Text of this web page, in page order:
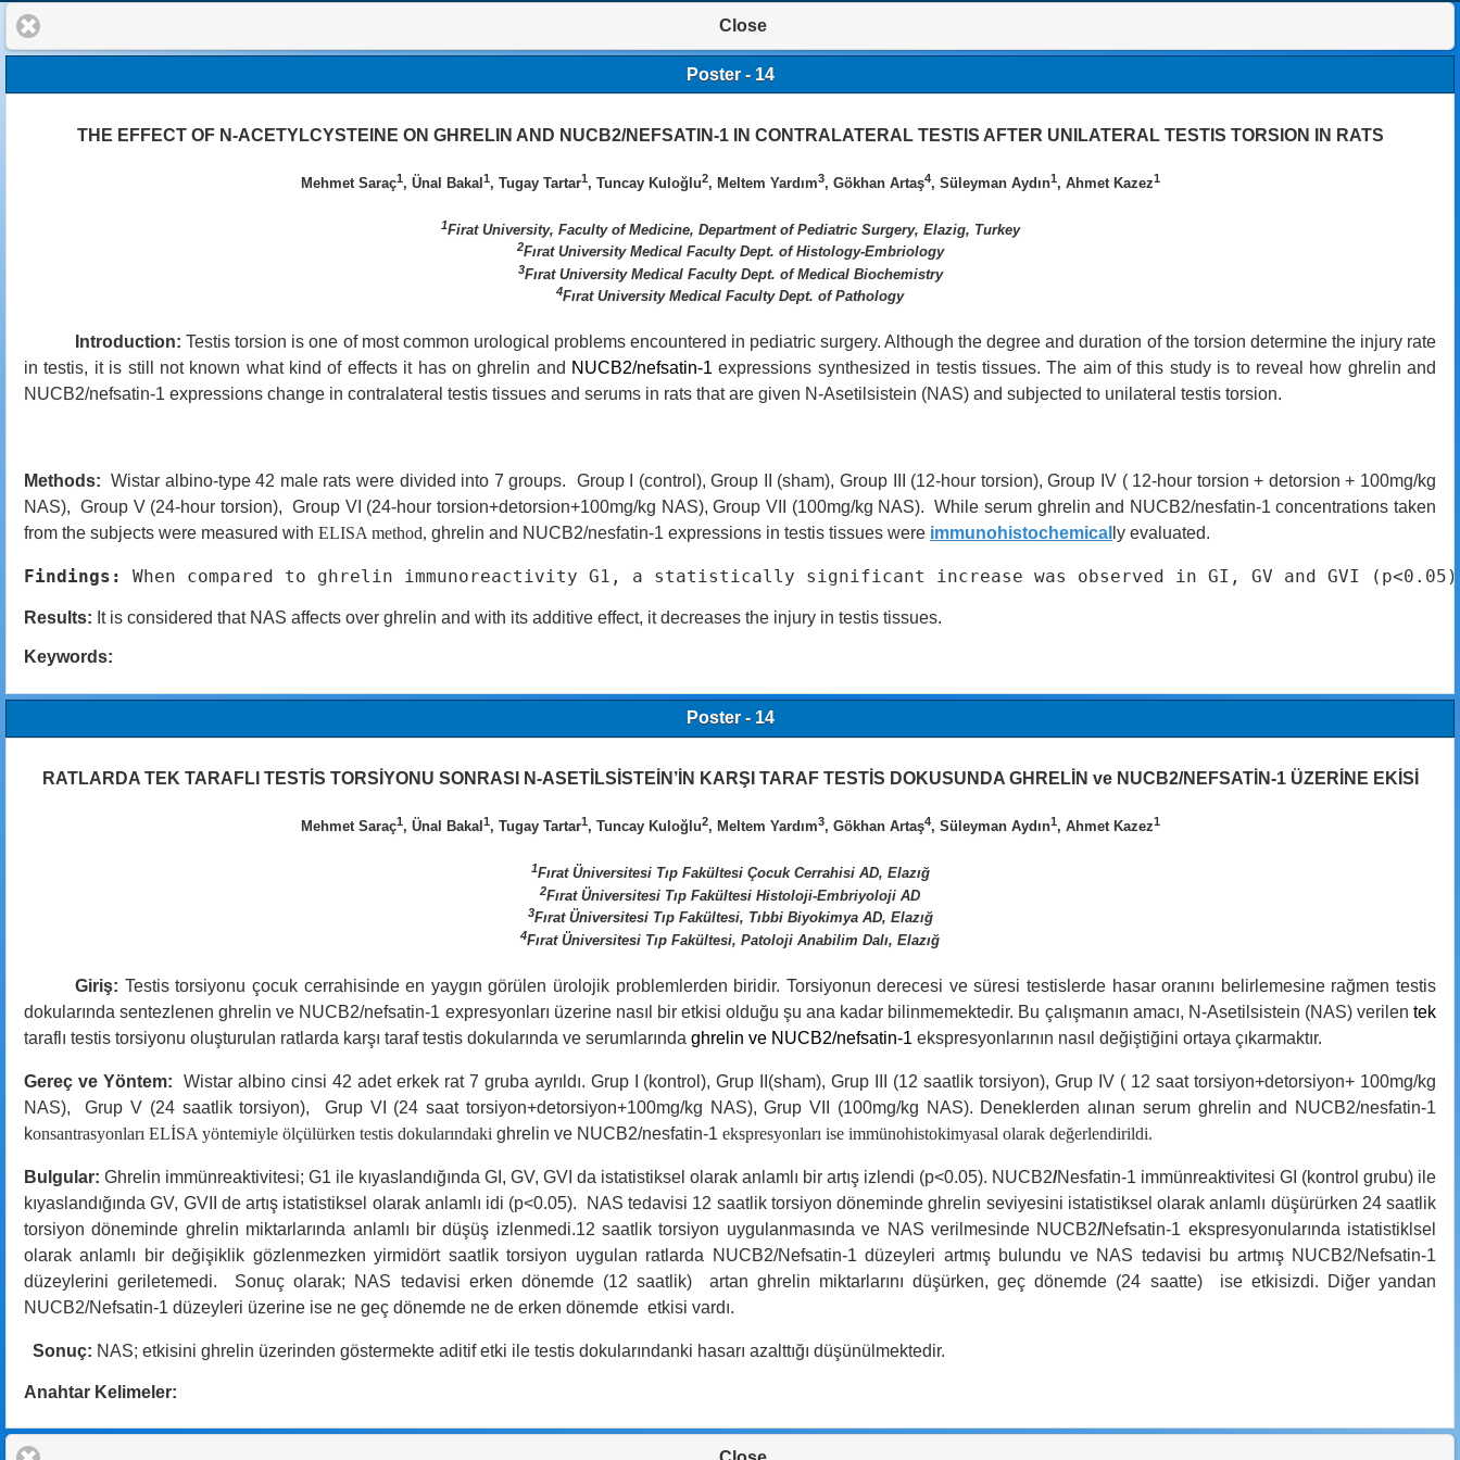
Close
Poster - 14
THE EFFECT OF N-ACETYLCYSTEINE ON GHRELIN AND NUCB2/NEFSATIN-1 IN CONTRALATERAL TESTIS AFTER UNILATERAL TESTIS TORSION IN RATS
Mehmet Saraç1, Ünal Bakal 1, Tugay Tartar1, Tuncay Kuloğlu2, Meltem Yardım3, Gökhan Artaş4, Süleyman Aydın1, Ahmet Kazez1
1Firat University, Faculty of Medicine, Department of Pediatric Surgery, Elazig, Turkey
2Fırat University Medical Faculty Dept. of Histology-Embriology
3Fırat University Medical Faculty Dept. of Medical Biochemistry
4Fırat University Medical Faculty Dept. of Pathology
Introduction:Testis torsion is one of most common urological problems encountered in pediatric surgery. Although the degree and duration of the torsion determine the injury rate
in testis, it is still not known what kind of effects it has on ghrelin and NUCB2/nefsatin-1 expressions synthesized in testis tissues.The aim of this study is to reveal how ghrelin and
NUCB2/nefsatin-1 expressions change in contralateral testis tissues and serums in rats that are given N-Asetilsistein (NAS) and subjected to unilateral testis torsion.
Methods:Wistar albino-type 42 male rats were divided into 7 groups. Group I (control), Group II (sham), Group III (12-hour torsion), Group IV ( 12-hour torsion + detorsion + 100mg/kg
NAS), Group V (24-hour torsion), Group VI (24-hour torsion+detorsion+100mg/kg NAS), Group VII (100mg/kg NAS). While serum ghrelin and NUCB2/nesfatin-1 concentrations taken
from the subjects were measured with ELISA method, ghrelin and NUCB2/nesfatin-1 expressions in testis tissues were immunohistochemical ly evaluated.
Findings: When compared to ghrelin immunoreactivity G1, a statistically significant increase was observed in GI, GV and GVI
Results: It is considered that NAS affects over ghrelin and with its additive effect, it decreases the injury in testis tissues.
Keywords:
Poster - 14
RATLARDA TEK TARAFLI TESTİS TORSİYONU SONRASI N-ASETİLSİSTEİN’İN KARŞI TARAF TESTİS DOKUSUNDA GHRELİN ve NUCB2/NEFSATİN-1 ÜZERİNE EKİSİ
Mehmet Saraç1, Ünal Bakal 1, Tugay Tartar1, Tuncay Kuloğlu2, Meltem Yardım3, Gökhan Artaş4, Süleyman Aydın1, Ahmet Kazez1
1Fırat Üniversitesi Tıp Fakültesi Çocuk Cerrahisi AD, Elazığ
2Fırat Üniversitesi Tıp Fakültesi Histoloji-Embriyoloji AD
3Fırat Üniversitesi Tıp Fakültesi, Tıbbi Biyokimya AD, Elazığ
4Fırat Üniversitesi Tıp Fakültesi, Patoloji Anabilim Dalı, Elazığ
Giriş: Testis torsiyonu çocuk cerrahisinde en yaygın görülen ürolojik problemlerden biridir. Torsiyonun derecesi ve süresi testislerde hasar oranını belirlemesine rağmen testis
dokularında sentezlenen ghrelin ve NUCB2/nefsatin-1 expresyonları üzerine nasıl bir etkisi olduğu şu ana kadar bilinmemektedir. Bu çalışmanın amacı, N-Asetilsistein (NAS) verilen tek
taraflı testis torsiyonu oluşturulan ratlarda karşı taraf testis dokularında ve serumlarında ghrelin ve NUCB2/nefsatin-1 ekspresyonlarının nasıl değiştiğini ortaya çıkarmaktır.
Gereç ve Yöntem: Wistar albino cinsi 42 adet erkek rat 7 gruba ayrıldı. Grup I (kontrol), Grup II(sham), Grup III (12 saatlik torsiyon), Grup IV ( 12 saat torsiyon+detorsiyon+ 100mg/kg
NAS), Grup V (24 saatlik torsiyon), Grup VI (24 saat torsiyon+detorsiyon+100mg/kg NAS), Grup VII (100mg/kg NAS). Deneklerden alınan serum ghrelin and NUCB2/nesfatin-1
konsantrasyonları ELİSA yöntemiyle ölçülürken testis dokularındaki ghrelin ve NUCB2/nesfatin-1 ekspresyonları ise immünohistokimyasal olarak değerlendirildi.
Bulgular: Ghrelin immünreaktivitesi; G1 ile kıyaslandığında GI, GV, GVI da istatistiksel olarak anlamlı bir artış izlendi (p<0.05). NUCB2/Nesfatin-1 immünreaktivitesi GI (kontrol grubu) ile
kıyaslandığında GV, GVII de artış istatistiksel olarak anlamlı idi (p<0.05).
NAS tedavisi 12 saatlik torsiyon döneminde ghrelin seviyesini istatistiksel olarak anlamlı düşürürken 24 saatlik
torsiyon döneminde ghrelin miktarlarında anlamlı bir düşüş izlenmedi.12 saatlik torsiyon uygulanmasında ve NAS verilmesinde NUCB2/Nefsatin-1 ekspresyonularında istatistiklsel
olarak anlamlı bir değişiklik gözlenmezken yirmidört saatlik torsiyon uygulan ratlarda
NUCB2/Nefsatin-1 düzeyleri artmış bulundu ve NAS tedavisi bu artmış NUCB2/Nefsatin-1
düzeylerini geriletemedi. Sonuç olarak; NAS tedavisi erken dönemde (12 saatlik) artan ghrelin miktarlarını düşürken, geç dönemde (24 saatte) ise etkisizdi. Diğer yandan
NUCB2/Nefsatin-1 düzeyleri üzerine ise ne geç dönemde ne de erken dönemde etkisi vardı.
Sonuç: NAS; etkisini ghrelin üzerinden göstermekte aditif etki ile testis dokularındanki hasarı azalttığı düşünülmektedir.
Anahtar Kelimeler: